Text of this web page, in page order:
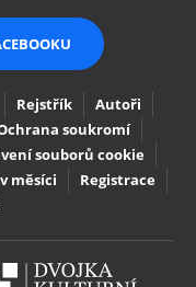
Rejstřík
Autoři
soukromí
souborů cookie
měsíci
Registrace